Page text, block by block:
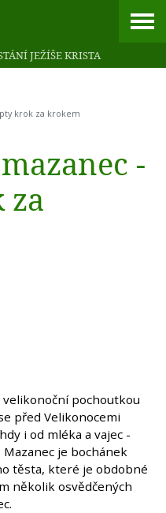
JEŽÍŠE KRISTA
krok za krokem
-
za
velikonoční pochoutkou
před Velikonocemi
i od mléka a vajec -
je bochánek
těsta, které je obdobné
několik osvědčených